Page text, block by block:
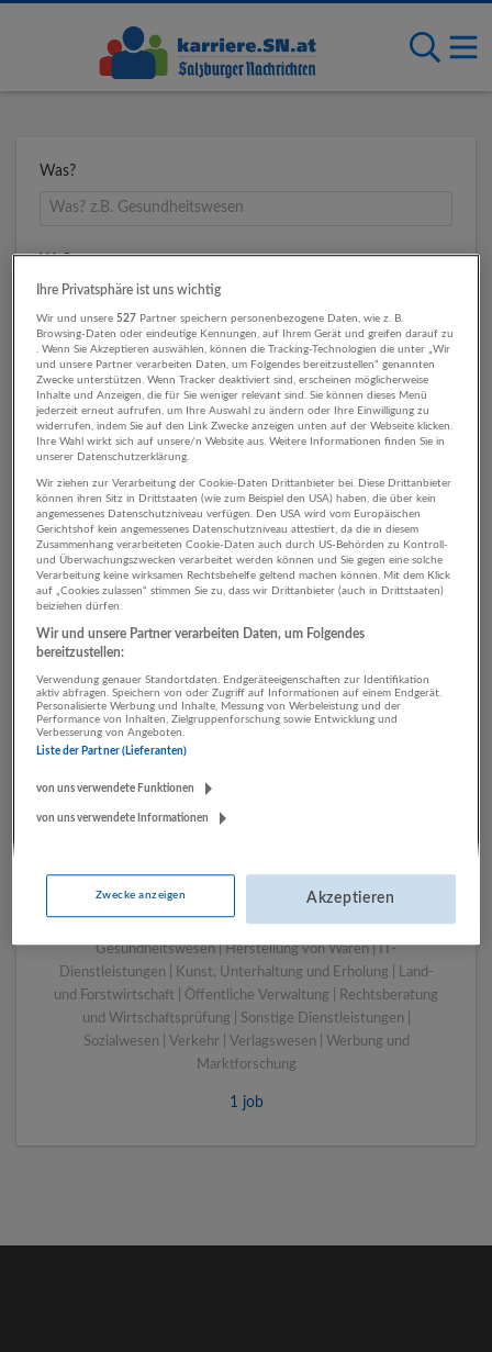
Was?
Wo?
Umkreis
1 Marketing, Kommunikation,
PR Verlagswesen
Unternehmen
Bergheim bei Salzburg
Bau | Beherbergung und Gastronomie | Einzelhandel |
Energieversorgung | Finanz- und Versicherungsleistungen |
Gesundheitswesen | Herstellung von Waren | IT-
Dienstleistungen | Kunst, Unterhaltung und Erholung | Land-
und Forstwirtschaft | Öffentliche Verwaltung | Rechtsberatung
und Wirtschaftsprüfung | Sonstige Dienstleistungen |
Sozialwesen | Verkehr | Verlagswesen | Werbung und
Marktforschung
1 job
Ihre Privatsphäre ist uns wichtig
Wir und unsere527 Partner speichern personenbezogene Daten, wie z. B.
Browsing-Daten oder eindeutige Kennungen, auf Ihrem Gerät und greifen darauf zu
. Wenn Sie Akzeptieren auswählen, können die Tracking-Technologien die unter „Wir
und unsere Partner verarbeiten Daten, um Folgendes bereitzustellen“ genannten
Zwecke unterstützen. Wenn Tracker deaktiviert sind, erscheinen möglicherweise
Inhalte und Anzeigen, die für Sie weniger relevant sind. Sie können dieses Menü
jederzeit erneut aufrufen, um Ihre Auswahl zu ändern oder Ihre Einwilligung zu
widerrufen, indem Sie auf den Link Zwecke anzeigen unten auf der Webseite klicken.
Ihre Wahl wirkt sich auf unsere/n Website aus. Weitere Informationen finden Sie in
unserer Datenschutzerklärung.
Wir ziehen zur Verarbeitung der Cookie-Daten Drittanbieter bei. Diese Drittanbieter
können ihren Sitz in Drittstaaten (wie zum Beispiel den USA) haben, die über kein
angemessenes Datenschutzniveau verfügen. Den USA wird vom Europäischen
Gerichtshof kein angemessenes Datenschutzniveau attestiert, da die in diesem
Zusammenhang verarbeiteten Cookie-Daten auch durch US-Behörden zu Kontroll-
und Überwachungszwecken verarbeitet werden können und Sie gegen eine solche
Verarbeitung keine wirksamen Rechtsbehelfe geltend machen können. Mit dem Klick
auf „Cookies zulassen“ stimmen Sie zu, dass wir Drittanbieter (auch in Drittstaaten)
beiziehen dürfen.
Wir und unsere Partner verarbeiten Daten, um Folgendes
bereitzustellen:
Verwendung genauer Standortdaten. Endgeräteeigenschaften zur Identifikation
aktiv abfragen. Speichern von oder Zugriff auf Informationen auf einem Endgerät.
Personalisierte Werbung und Inhalte, Messung von Werbeleistung und der
Performance von Inhalten, Zielgruppenforschung sowie Entwicklung und
Verbesserung von Angeboten.
Liste der Partner (Lieferanten)
von uns verwendete Funktionen
von uns verwendete Informationen
Zwecke anzeigen Akzeptieren